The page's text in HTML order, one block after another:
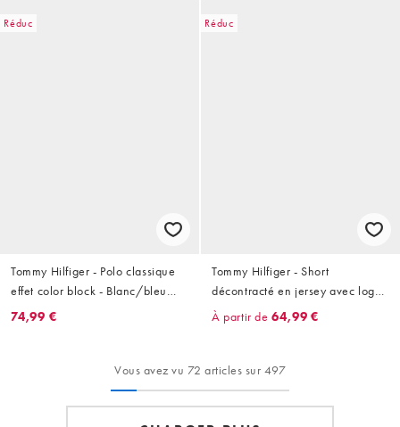
Réduc
Tommy Hilfiger - Polo classique
effet color block - Blanc/bleu
marine
74,99 €
Réduc
Tommy Hilfiger - Short
décontracté en jersey avec logo
drapeau - Bleu marine
À partir de 64,99 €
Vous avez vu 72 articles sur 497